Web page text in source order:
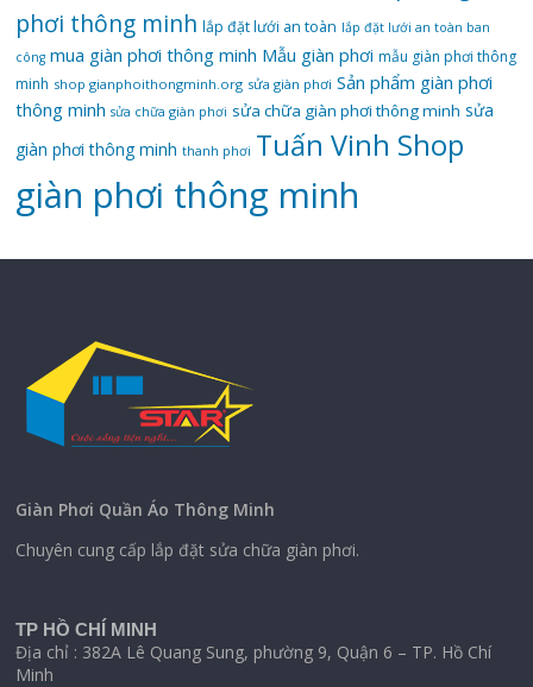
phơi thông minh lắp đặt lưới an toàn lắp đặt lưới an toàn ban
công mua giàn phơi thông minh Mẫu giàn phơi mẫu giàn phơi thông
minh shop gianphoithongminh.org sửa giàn phơi Sản phẩm giàn phơi
thông minh sửa chữa giàn phơi sửa chữa giàn phơi thông minh sửa
giàn phơi thông minh thanh phơi Tuấn Vinh Shop
‌giàn‌ ‌phơi‌ ‌thông‌ ‌minh
Giàn Phơi Quần Áo Thông Minh
Chuyên cung cấp lắp đặt sửa chữa giàn phơi.
TP HỒ CHÍ MINH
Địa chỉ : 382A Lê Quang Sung, phường 9, Quận 6 – TP. Hồ Chí
Minh